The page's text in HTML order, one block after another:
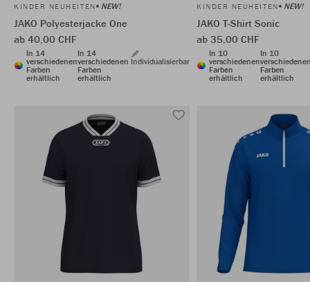
KINDER NEUHEITEN NEW!
JAKO Polyesterjacke One
ab 40,00 CHF
In 14
verschiedenen
Farben
erhältlich
In 14
verschiedenen
Farben
erhältlich
Individualisierbar
KINDER NEUHEITEN NEW!
JAKO T-Shirt Sonic
ab 35,00 CHF
In 10
verschiedenen
Farben
erhältlich
In 10
Farben
erhältlich